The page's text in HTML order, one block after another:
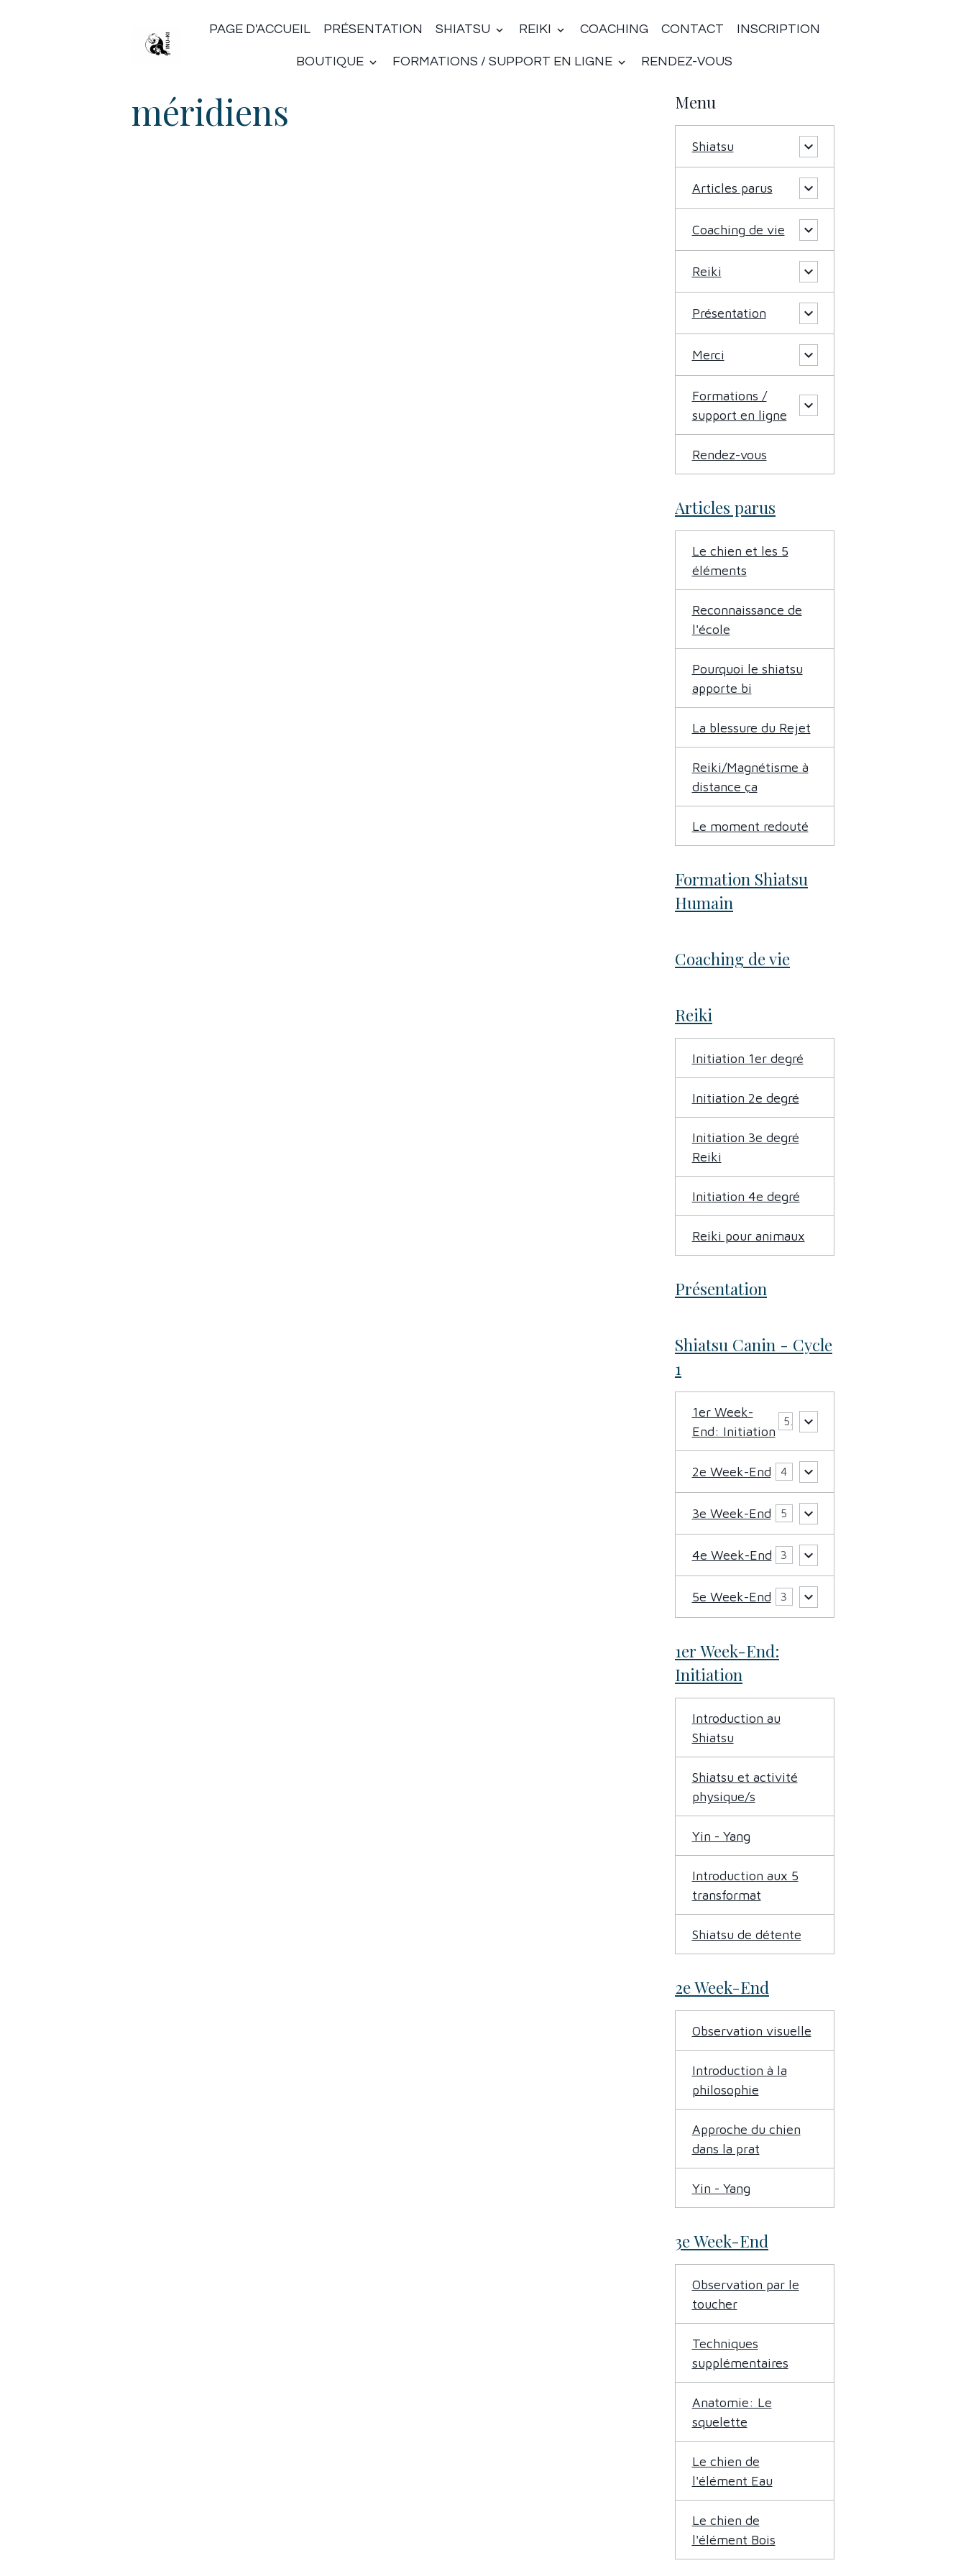
PAGE D'ACCUEIL PRÉSENTATION SHIATSU REIKI COACHING CONTACT INSCRIPTION
BOUTIQUE FORMATIONS / SUPPORT EN LIGNE RENDEZ-VOUS
méridiens Menu
Shiatsu
Articles parus
Coaching de vie
Reiki
Présentation
Merci
Formations /
support en ligne
Rendez-vous
Articles parus
Le chien et les 5
éléments
Reconnaissance de
l'école
Pourquoi le shiatsu
apporte bi
La blessure du Rejet
Reiki/Magnétisme à
distance ça
Le moment redouté
Formation Shiatsu
Humain
Coaching de vie
Reiki
Initiation 1er degré
Initiation 2e degré
Initiation 3e degré
Reiki
Initiation 4e degré
Reiki pour animaux
Présentation
Shiatsu Canin - Cycle
1
1er Week-
End: Initiation
2e Week-End 4
3e Week-End 5
4e Week-End 3
5e Week-End 3
1er Week-End:
Initiation
Introduction au
Shiatsu
Shiatsu et activité
physique/s
Yin - Yang
Introduction aux 5
transformat
Shiatsu de détente
2e Week-End
Observation visuelle
Introduction à la
philosophie
Approche du chien
dans la prat
Yin - Yang
3e Week-End
Observation par le
toucher
Techniques
supplémentaires
Anatomie: Le
squelette
Le chien de
l'élément Eau
Le chien de
l'élément Bois